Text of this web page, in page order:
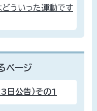
どういった運動です
ページ
日公告）その1